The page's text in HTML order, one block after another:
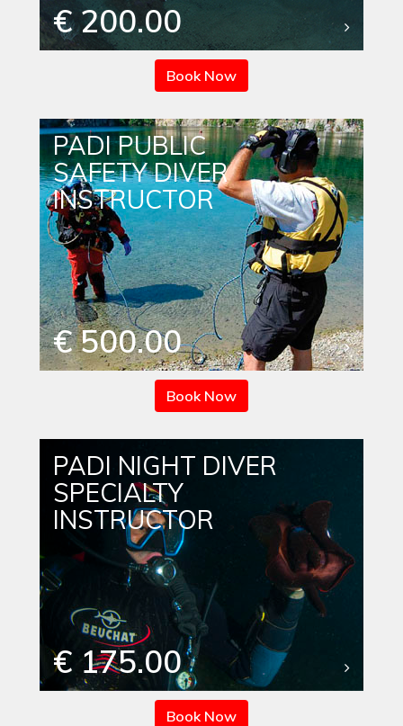
€ 200.00
Book Now
PADI PUBLIC
SAFETY DIVER
INSTRUCTOR
€ 500.00
Book Now
PADI NIGHT DIVER
SPECIALTY
INSTRUCTOR
€ 175.00
Book Now